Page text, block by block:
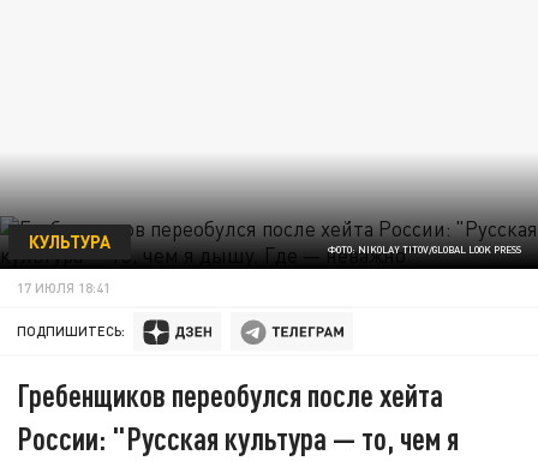
ФОТО: NIKOLAY TITOV/GLOBAL LOOK PRESS
КУЛЬТУРА
17 ИЮЛЯ 18:41
ПОДПИШИТЕСЬ:
Гребенщиков переобулся после хейта
России: "Русская культура — то, чем я